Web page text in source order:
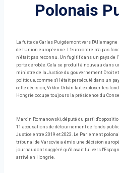
Polonais
La fuite de Carles Puigdemont vers
de l'Union européenne. L’euro-ordre n’a pas
n’était pas reconnu. Un fugitif dans un pays de
porte dérobée. Cela se produit à nouveau dans
ministre de la Justice du gouvernement Droit
politique, comme s'il était persécuté dans un
cette décision, Viktor Orbán fait exploser les
Hongrie occupe toujours la présidence du
Marcin Romanowski, député du parti
11 accusations de détournement de fonds
Justice entre 2019 et 2023. Le Parlement
tribunal de Varsovie a émis une décision
journaux ont suggéré qu'il avait fui vers
arrivé en Hongrie.